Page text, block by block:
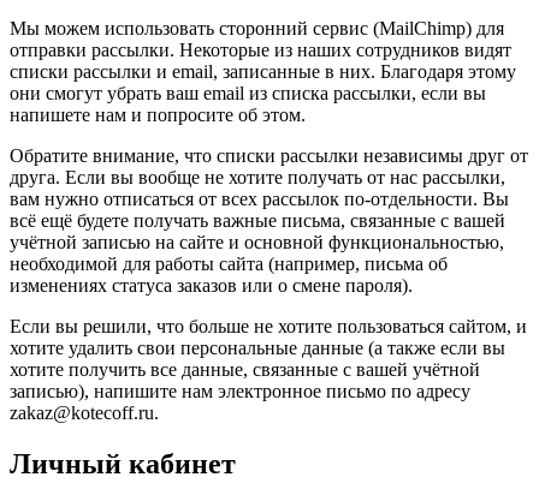
Мы можем использовать сторонний сервис (MailChimp) для
отправки рассылки. Некоторые из наших сотрудников видят
списки рассылки и email, записанные в них. Благодаря этому
они смогут убрать ваш email из списка рассылки, если вы
напишете нам и попросите об этом.
Обратите внимание, что списки рассылки независимы друг от
друга. Если вы вообще не хотите получать от нас рассылки,
вам нужно отписаться от всех рассылок по-отдельности. Вы
всё ещё будете получать важные письма, связанные с вашей
учётной записью на сайте и основной функциональностью,
необходимой для работы сайта (например, письма об
изменениях статуса заказов или о смене пароля).
Если вы решили, что больше не хотите пользоваться сайтом, и
хотите удалить свои персональные данные (а также если вы
хотите получить все данные, связанные с вашей учётной
записью), напишите нам электронное письмо по адресу
zakaz@kotecoff.ru.
Личный кабинет